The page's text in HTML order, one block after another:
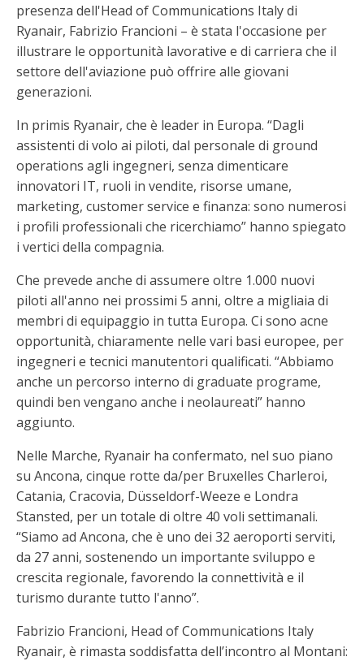
presenza dell'Head of Communications Italy di
Ryanair, Fabrizio Francioni – è stata l'occasione per
illustrare le opportunità lavorative e di carriera che il
settore dell'aviazione può offrire alle giovani
generazioni.
In primis Ryanair, che è leader in Europa. “Dagli
assistenti di volo ai piloti, dal personale di ground
operations agli ingegneri, senza dimenticare
innovatori IT, ruoli in vendite, risorse umane,
marketing, customer service e finanza: sono numerosi
i profili professionali che ricerchiamo” hanno spiegato
i vertici della compagnia.
Che prevede anche di assumere oltre 1.000 nuovi
piloti all'anno nei prossimi 5 anni, oltre a migliaia di
membri di equipaggio in tutta Europa. Ci sono acne
opportunità, chiaramente nelle vari basi europee, per
ingegneri e tecnici manutentori qualificati. “Abbiamo
anche un percorso interno di graduate programe,
quindi ben vengano anche i neolaureati” hanno
aggiunto.
Nelle Marche, Ryanair ha confermato, nel suo piano
su Ancona, cinque rotte da/per Bruxelles Charleroi,
Catania, Cracovia, Düsseldorf-Weeze e Londra
Stansted, per un totale di oltre 40 voli settimanali.
“Siamo ad Ancona, che è uno dei 32 aeroporti serviti,
da 27 anni, sostenendo un importante sviluppo e
crescita regionale, favorendo la connettività e il
turismo durante tutto l'anno”.
Fabrizio Francioni, Head of Communications Italy
Ryanair, è rimasta soddisfatta dell’incontro al Montani: